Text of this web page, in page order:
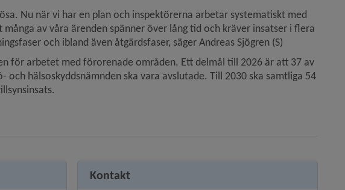
Nu när vi har en plan och inspektörerna arbetar systematiskt med
av våra ärenden spänner över lång tid och kräver insatser i flera
och ibland även åtgärdsfaser, säger Andreas Sjögren (S)
för arbetet med förorenade områden. Ett delmål till 2026 är att 37 av
hälsoskyddsnämnden ska vara avslutade. Till 2030 ska samtliga 54
Kontakt